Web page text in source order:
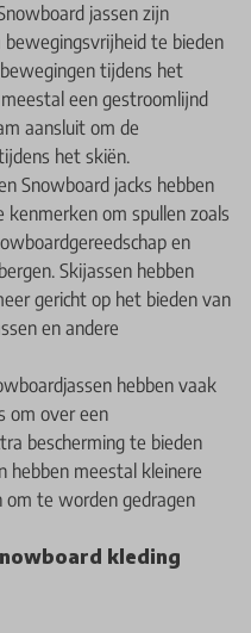
jassen zijn
te bieden
tijdens het
een gestroomlijnd
aansluit om de
het skiën.
Snowboard jacks hebben
om spullen zoals
en
Skijassen hebben
gericht op het bieden van
en andere
hebben vaak
om over een
bescherming te bieden
hebben meestal kleinere
om te worden gedragen
kleding